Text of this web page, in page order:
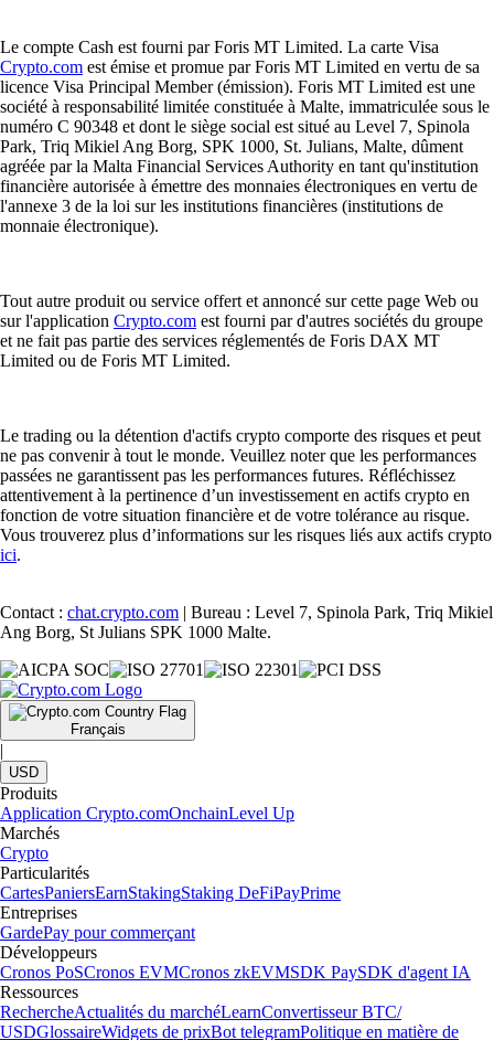
Le compte Cash est fourni par Foris MT Limited. La carte Visa
Crypto.com est émise et promue par Foris MT Limited en vertu de sa
licence Visa Principal Member (émission). Foris MT Limited est une
société à responsabilité limitée constituée à Malte, immatriculée sous le
numéro C 90348 et dont le siège social est situé au Level 7, Spinola
Park, Triq Mikiel Ang Borg, SPK 1000, St. Julians, Malte, dûment
agréée par la Malta Financial Services Authority en tant qu'institution
financière autorisée à émettre des monnaies électroniques en vertu de
l'annexe 3 de la loi sur les institutions financières (institutions de
monnaie électronique).
Tout autre produit ou service offert et annoncé sur cette page Web ou
sur l'application Crypto.com est fourni par d'autres sociétés du groupe
et ne fait pas partie des services réglementés de Foris DAX MT
Limited ou de Foris MT Limited.
Le trading ou la détention d'actifs crypto comporte des risques et peut
ne pas convenir à tout le monde. Veuillez noter que les performances
passées ne garantissent pas les performances futures. Réfléchissez
attentivement à la pertinence d’un investissement en actifs crypto en
fonction de votre situation financière et de votre tolérance au risque.
Vous trouverez plus d’informations sur les risques liés aux actifs crypto
ici.
Contact : chat.crypto.com | Bureau : Level 7, Spinola Park, Triq Mikiel
Ang Borg, St Julians SPK 1000 Malte.
Français
|
USD
Produits
Application Crypto.comOnchainLevel Up
Marchés
Crypto
Particularités
CartesPaniersEarnStakingStaking DeFiPayPrime
Entreprises
GardePay pour commerçant
Développeurs
Cronos PoSCronos EVMCronos zkEVMSDK PaySDK d'agent IA
Ressources
RechercheActualités du marchéLearnConvertisseur BTC/
USDGlossaireWidgets de prixBot telegramPolitique en matière de